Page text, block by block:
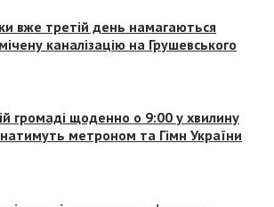
вже третій день намагаються
каналізацію на Грушевського
громаді щоденно о 9:00 у хвилину
метроном та Гімн України